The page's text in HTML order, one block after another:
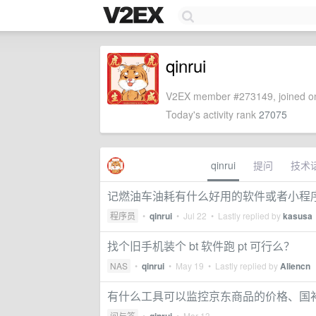
qinrui
V2EX member #273149, joined
Today's activity rank 27075
qinrui 提问 技术
记燃油车油耗有什么好用的软件或者小程
程序员 • qinrui • Jul 22 • Lastly replied bykasusa
找个旧手机装个 bt 软件跑 pt 可行么？
NAS • qinrui • May 19 • Lastly replied byAliencn
有什么工具可以监控京东商品的价格、